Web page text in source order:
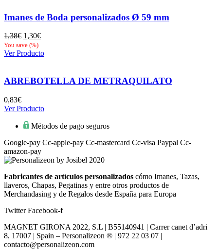
Imanes de Boda personalizados Ø 59 mm
1,38€ El
precio
original
1,30€El
actual
You save (%)
Ver Producto
ABREBOTELLA DE METRAQUILATO
0,83€
Ver Producto
Métodos de pago seguros
Google-pay Cc-apple-pay Cc-mastercard Cc-visa Paypal Cc-
amazon-pay
Fabricantes de artículos personalizados cómo Imanes, Tazas,
llaveros, Chapas, Pegatinas y entre otros productos de
Merchandasing y de Regalos desde España para Europa
Twitter Facebook-f
MAGNET GIRONA 2022, S.L | B55140941 | Carrer canet d’adri
8, 17007 | Spain – Personalizeon ® | 972 22 03 07 |
contacto@personalizeon.com